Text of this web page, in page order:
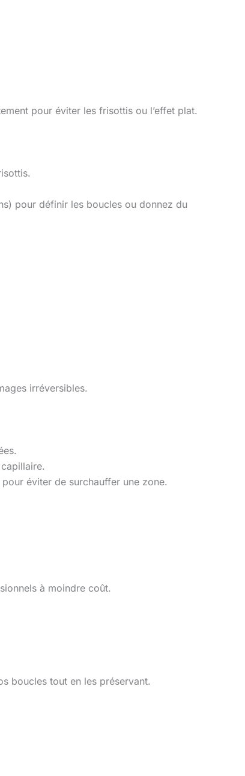
pour éviter les frisottis ou l’effet plat.
pour définir les boucles ou donnez du
irréversibles.
éviter de surchauffer une zone.
à moindre coût.
boucles tout en les préservant.